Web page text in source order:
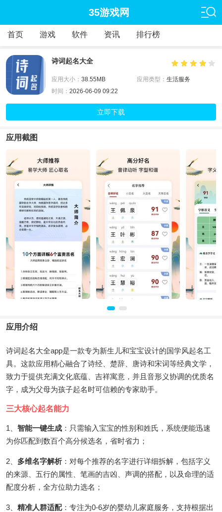
35游戏网
首页 游戏 软件 资讯 排行榜
诗词起名大全
应用大小： 38.55MB 应用类型： 生活服务
时间： 2026-06-09 09:22
立即下载
应用截图
应用介绍
诗词起名大全app是一款专为新生儿和宝宝设计的国学风起名工
具。这款应用精心融合了诗经、楚辞、唐诗和宋词等经典文学，
致力于提供充满文化底蕴、吉祥寓意，并且音形义协调的优质名
字，成为父母为孩子起名时可信赖的专家助手。
三大核心起名能力
1、 智能一键生成 ：只需输入宝宝的性别和姓氏，系统便能迅速
为你匹配到数百个高分候选名，省时省力；
2、 多维名字解析 ：对每个推荐的名字进行详细拆解，包括字义
的来源、五行的属性、笔画的吉凶、声调的搭配，以及命理的适
配度分析，全方位助力选名；
3、 精准人群适配：专注为0-6岁的婴幼儿家庭服务，支持根据出